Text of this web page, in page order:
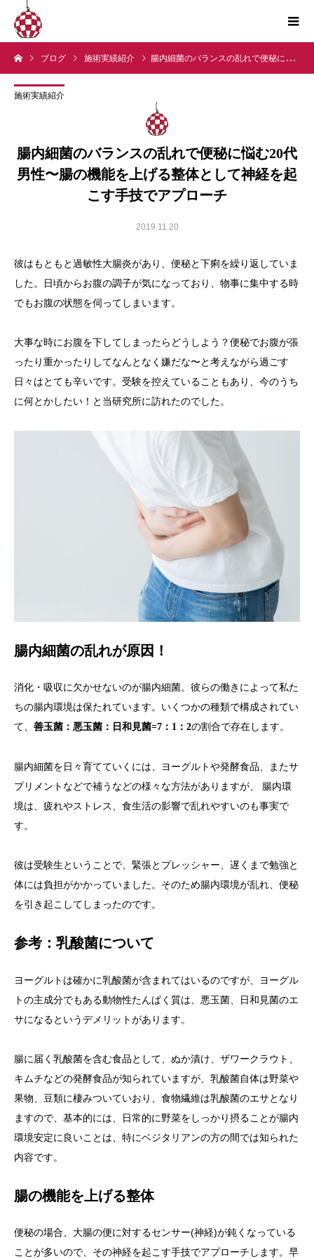
ブログ 施術実績紹介 腸内細菌のバランスの乱れで便秘に悩む20代男性〜腸の機能を上げる整体として神経を起こす手技でアプローチ
施術実績紹介
腸内細菌のバランスの乱れで便秘に悩む20代
男性〜腸の機能を上げる整体として神経を起
こす手技でアプローチ
2019.11.20
彼はもともと過敏性大腸炎があり、便秘と下痢を繰り返していま
した。日頃からお腹の調子が気になっており、物事に集中する時
でもお腹の状態を伺ってしまいます。
大事な時にお腹を下してしまったらどうしよう？便秘でお腹が張
ったり重かったりしてなんとなく嫌だな〜と考えながら過ごす
日々はとても辛いです。受験を控えていることもあり、今のうち
に何とかしたい！と当研究所に訪れたのでした。
腸内細菌の乱れが原因！
消化・吸収に欠かせないのが腸内細菌。彼らの働きによって私た
ちの腸内環境は保たれています。いくつかの種類で構成されてい
て、 善玉菌：悪玉菌：日和見菌=7：1：2の割合で存在します。
腸内細菌を日々育てていくには、ヨーグルトや発酵食品、またサ
プリメントなどで補うなどの様々な方法がありますが、 腸内環
境は、疲れやストレス、食生活の影響で乱れやすいのも事実で
す。
彼は受験生ということで、緊張とプレッシャー、遅くまで勉強と
体には負担がかかっていました。そのため腸内環境が乱れ、便秘
を引き起こしてしまったのです。
参考：乳酸菌について
ヨーグルトは確かに乳酸菌が含まれてはいるのですが、ヨーグル
トの主成分でもある動物性たんぱく質は、悪玉菌、日和見菌のエ
サになるというデメリットがあります。
腸に届く乳酸菌を含む食品として、ぬか漬け、ザワークラウト、
キムチなどの発酵食品が知られていますが、乳酸菌自体は野菜や
果物、豆類に棲みついていおり、食物繊維は乳酸菌のエサとなり
ますので、基本的には、日常的に野菜をしっかり摂ることが腸内
環境安定に良いことは、特にベジタリアンの方の間では知られた
内容です。
腸の機能を上げる整体
便秘の場合、大腸の便に対するセンサー(神経)が鈍くなっている
ことが多いので、その神経を起こす手技でアプローチします。早